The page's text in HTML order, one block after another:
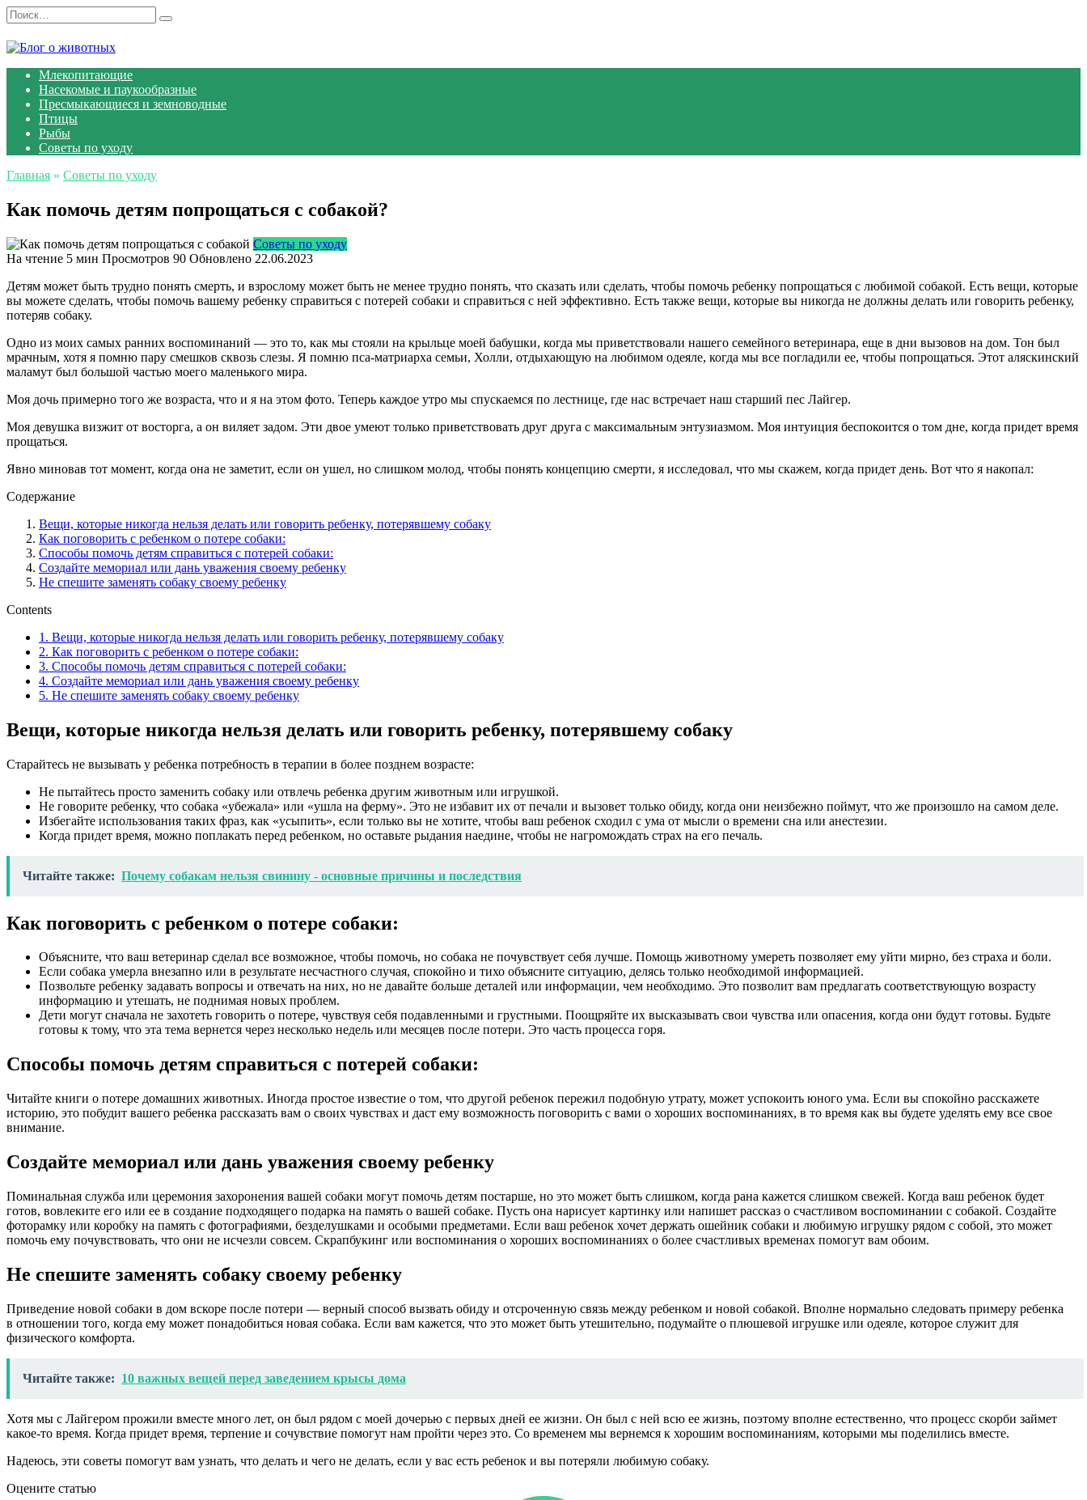
Перейти
к
содержанию
Search
for:
Млекопитающие
Насекомые и паукообразные
Пресмыкающиеся и земноводные
Птицы
Рыбы
Советы по уходу
Главная » Советы по уходу
Как помочь детям попрощаться с собакой?
Советы по уходу
На чтение 5 мин Просмотров 90 Обновлено 22.06.2023
Детям может быть трудно понять смерть, и взрослому может быть не менее трудно понять, что сказать или сделать, чтобы помочь ребенку попрощаться с любимой собакой. Есть вещи, которые
вы можете сделать, чтобы помочь вашему ребенку справиться с потерей собаки и справиться с ней эффективно. Есть также вещи, которые вы никогда не должны делать или говорить ребенку,
потеряв собаку.
Одно из моих самых ранних воспоминаний — это то, как мы стояли на крыльце моей бабушки, когда мы приветствовали нашего семейного ветеринара, еще в дни вызовов на дом. Тон был
мрачным, хотя я помню пару смешков сквозь слезы. Я помню пса-матриарха семьи, Холли, отдыхающую на любимом одеяле, когда мы все погладили ее, чтобы попрощаться. Этот аляскинский
маламут был большой частью моего маленького мира.
Моя дочь примерно того же возраста, что и я на этом фото. Теперь каждое утро мы спускаемся по лестнице, где нас встречает наш старший пес Лайгер.
Моя девушка визжит от восторга, а он виляет задом. Эти двое умеют только приветствовать друг друга с максимальным энтузиазмом. Моя интуиция беспокоится о том дне, когда придет время
прощаться.
Явно миновав тот момент, когда она не заметит, если он ушел, но слишком молод, чтобы понять концепцию смерти, я исследовал, что мы скажем, когда придет день. Вот что я накопал:
Содержание
Вещи, которые никогда нельзя делать или говорить ребенку, потерявшему собаку
Как поговорить с ребенком о потере собаки:
Способы помочь детям справиться с потерей собаки:
Создайте мемориал или дань уважения своему ребенку
Не спешите заменять собаку своему ребенку
Contents
1. Вещи, которые никогда нельзя делать или говорить ребенку, потерявшему собаку
2. Как поговорить с ребенком о потере собаки:
3. Способы помочь детям справиться с потерей собаки:
4. Создайте мемориал или дань уважения своему ребенку
5. Не спешите заменять собаку своему ребенку
Вещи, которые никогда нельзя делать или говорить ребенку, потерявшему собаку
Старайтесь не вызывать у ребенка потребность в терапии в более позднем возрасте:
Не пытайтесь просто заменить собаку или отвлечь ребенка другим животным или игрушкой.
Не говорите ребенку, что собака «убежала» или «ушла на ферму». Это не избавит их от печали и вызовет только обиду, когда они неизбежно поймут, что же произошло на самом деле.
Избегайте использования таких фраз, как «усыпить», если только вы не хотите, чтобы ваш ребенок сходил с ума от мысли о времени сна или анестезии.
Когда придет время, можно поплакать перед ребенком, но оставьте рыдания наедине, чтобы не нагромождать страх на его печаль.
Читайте также: Почему собакам нельзя свинину - основные причины и последствия
Как поговорить с ребенком о потере собаки:
Объясните, что ваш ветеринар сделал все возможное, чтобы помочь, но собака не почувствует себя лучше. Помощь животному умереть позволяет ему уйти мирно, без страха и боли.
Если собака умерла внезапно или в результате несчастного случая, спокойно и тихо объясните ситуацию, делясь только необходимой информацией.
Позвольте ребенку задавать вопросы и отвечать на них, но не давайте больше деталей или информации, чем необходимо. Это позволит вам предлагать соответствующую возрасту
информацию и утешать, не поднимая новых проблем.
Дети могут сначала не захотеть говорить о потере, чувствуя себя подавленными и грустными. Поощряйте их высказывать свои чувства или опасения, когда они будут готовы. Будьте
готовы к тому, что эта тема вернется через несколько недель или месяцев после потери. Это часть процесса горя.
Способы помочь детям справиться с потерей собаки:
Читайте книги о потере домашних животных. Иногда простое известие о том, что другой ребенок пережил подобную утрату, может успокоить юного ума. Если вы спокойно расскажете
историю, это побудит вашего ребенка рассказать вам о своих чувствах и даст ему возможность поговорить с вами о хороших воспоминаниях, в то время как вы будете уделять ему все свое
внимание.
Создайте мемориал или дань уважения своему ребенку
Поминальная служба или церемония захоронения вашей собаки могут помочь детям постарше, но это может быть слишком, когда рана кажется слишком свежей. Когда ваш ребенок будет
готов, вовлеките его или ее в создание подходящего подарка на память о вашей собаке. Пусть она нарисует картинку или напишет рассказ о счастливом воспоминании с собакой. Создайте
фоторамку или коробку на память с фотографиями, безделушками и особыми предметами. Если ваш ребенок хочет держать ошейник собаки и любимую игрушку рядом с собой, это может
помочь ему почувствовать, что они не исчезли совсем. Скрапбукинг или воспоминания о хороших воспоминаниях о более счастливых временах помогут вам обоим.
Не спешите заменять собаку своему ребенку
Приведение новой собаки в дом вскоре после потери — верный способ вызвать обиду и отсроченную связь между ребенком и новой собакой. Вполне нормально следовать примеру ребенка
в отношении того, когда ему может понадобиться новая собака. Если вам кажется, что это может быть утешительно, подумайте о плюшевой игрушке или одеяле, которое служит для
физического комфорта.
Читайте также: 10 важных вещей перед заведением крысы дома
Хотя мы с Лайгером прожили вместе много лет, он был рядом с моей дочерью с первых дней ее жизни. Он был с ней всю ее жизнь, поэтому вполне естественно, что процесс скорби займет
какое-то время. Когда придет время, терпение и сочувствие помогут нам пройти через это. Со временем мы вернемся к хорошим воспоминаниям, которыми мы поделились вместе.
Надеюсь, эти советы помогут вам узнать, что делать и чего не делать, если у вас есть ребенок и вы потеряли любимую собаку.
Оцените статью